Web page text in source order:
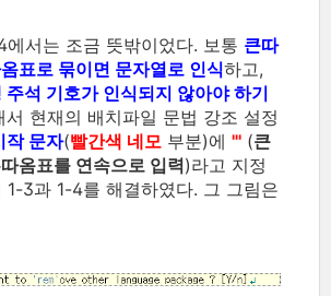
에서는 조금 뜻밖이었다. 보통 큰따
표로 묶이면 문자열로 인식하고,
주석 기호가 인식되지 않아야 하기
서 현재의 배치파일 문법 강조 설정
작 문자(빨간색 네모 부분)에 "' (큰
옴표를 연속으로 입력)라고 지정
1-3과 1-4를 해결하였다. 그 그림은